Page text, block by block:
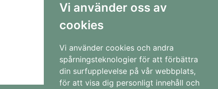
Vi använder oss av
cookies
Vi använder cookies och andra
spårningsteknologier för att förbättra
din surfupplevelse på vår webbplats,
för att visa dig personligt innehåll och